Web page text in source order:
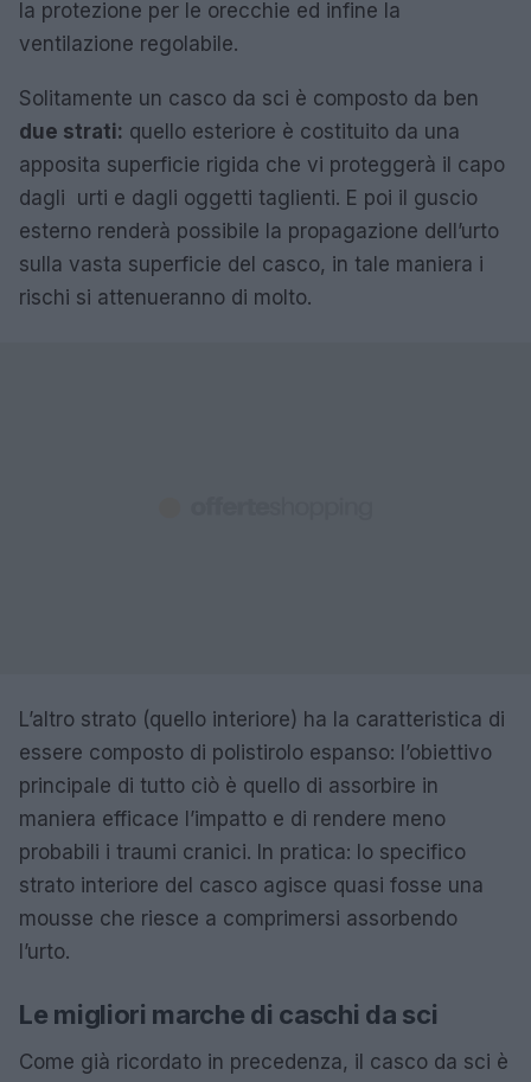
la protezione per le orecchie ed infine la
ventilazione regolabile.
Solitamente un casco da sci è composto da ben
due strati: quello esteriore è costituito da una
apposita superficie rigida che vi proteggerà il capo
dagli urti e dagli oggetti taglienti. E poi il guscio
esterno renderà possibile la propagazione dell’urto
sulla vasta superficie del casco, in tale maniera i
rischi si attenueranno di molto.
L’altro strato (quello interiore) ha la caratteristica di
essere composto di polistirolo espanso: l’obiettivo
principale di tutto ciò è quello di assorbire in
maniera efficace l’impatto e di rendere meno
probabili i traumi cranici. In pratica: lo specifico
strato interiore del casco agisce quasi fosse una
mousse che riesce a comprimersi assorbendo
l’urto.
Le migliori marche di caschi da sci
Come già ricordato in precedenza, il casco da sci è